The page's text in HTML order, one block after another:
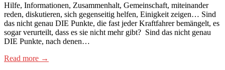
Hilfe, Informationen, Zusammenhalt, Gemeinschaft, miteinander
reden, diskutieren, sich gegenseitig helfen, Einigkeit zeigen… Sind
das nicht genau DIE Punkte, die fast jeder Kraftfahrer bemängelt, es
sogar verurteilt, dass es sie nicht mehr gibt? Sind das nicht genau
DIE Punkte, nach denen…
Read more →